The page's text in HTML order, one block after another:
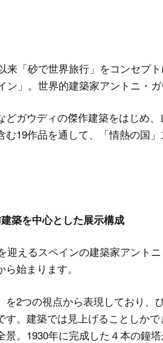
示
来「砂で世界旅行」をコンセプ
ン」。世界的建築家アントニ・
どガウディの傑作建築をはじめ
19作品を通して、「情熱の国」
の
築を中心とした展示構成
迎えるスペインの建築家アント
始まります。
を2つの視点から表現しており
す。建築では見上げることしか
景。1930年に完成した４本の鐘